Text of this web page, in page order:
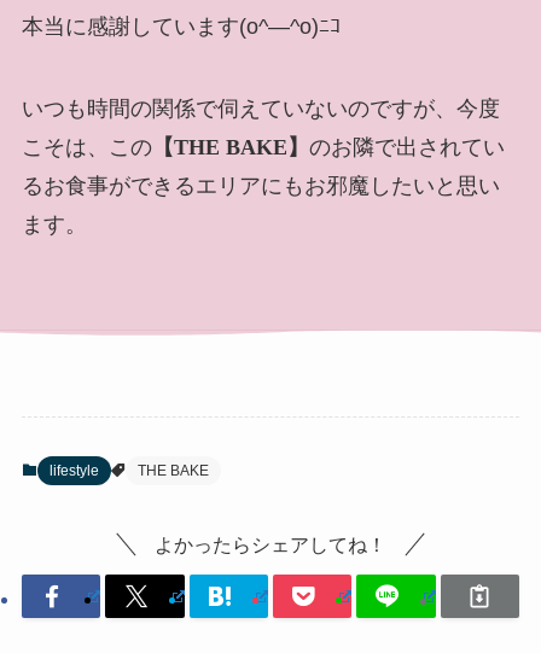
本当に感謝しています(o^―^o)ﾆｺ
いつも時間の関係で伺えていないのですが、今度
こそは、この【THE BAKE】 のお隣で出されてい
るお食事ができるエリアにもお邪魔したいと思い
ます。
lifestyle THE BAKE
よかったらシェアしてね！